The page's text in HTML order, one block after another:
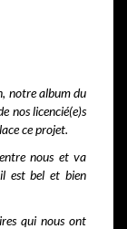
notre album du
nos licencié(e)s
ce projet.
nous et va
est bel et bien
qui nous ont